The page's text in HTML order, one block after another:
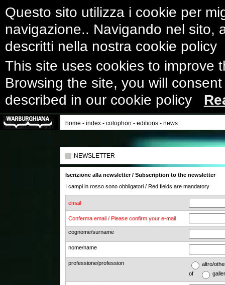
Questo sito utilizza i cookie per
navigazione.. Navigando nel sito,
descritti nella nostra cookie
This site uses cookies to improve
Browsing the site, you will
described in our cookie policy
home - index - colophon - editions - news
NEWSLETTER
Iscrizione alla newsletter / Subscription to the newsletter
I campi in rosso sono obbligatori / Red fields are mandatory
email
Conferma email / Please confirm your e-mail
cognome/surname
nome/name
professione/profession
altro/
of